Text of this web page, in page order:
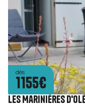
dès
1155€
Les Marinières